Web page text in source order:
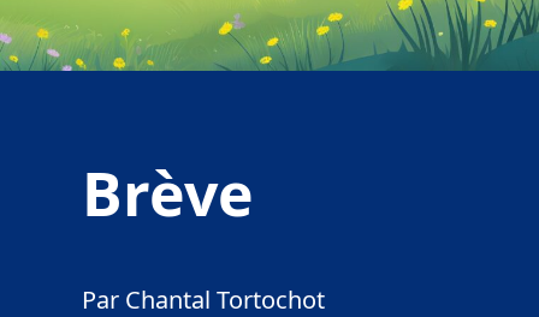
Brève
Par Chantal Tortochot